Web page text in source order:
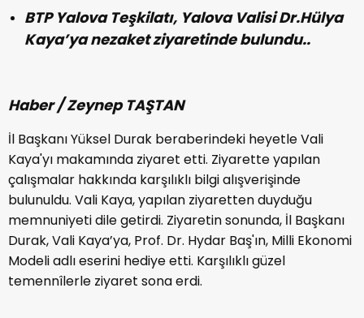
BTP Yalova Teşkilatı, Yalova Valisi Dr.Hülya
Kaya’ya nezaket ziyaretinde bulundu..
Haber / Zeynep TAŞTAN
İl Başkanı Yüksel Durak beraberindeki heyetle Vali
Kaya'yı makamında ziyaret etti. Ziyarette yapılan
çalışmalar hakkında karşılıklı bilgi alışverişinde
bulunuldu. Vali Kaya, yapılan ziyaretten duyduğu
memnuniyeti dile getirdi. Ziyaretin sonunda, İl Başkanı
Durak, Vali Kaya’ya, Prof. Dr. Hydar Baş'ın, Milli Ekonomi
Modeli adlı eserini hediye etti. Karşılıklı güzel
temennîlerle ziyaret sona erdi.